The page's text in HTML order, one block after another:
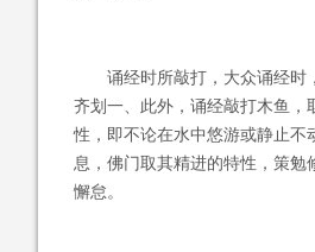
诵经时所敲打，大众诵经时
齐划一、此外，诵经敲打木鱼，
性，即不论在水中悠游或静止不
息，佛门取其精进的特性，策勉
懈怠。